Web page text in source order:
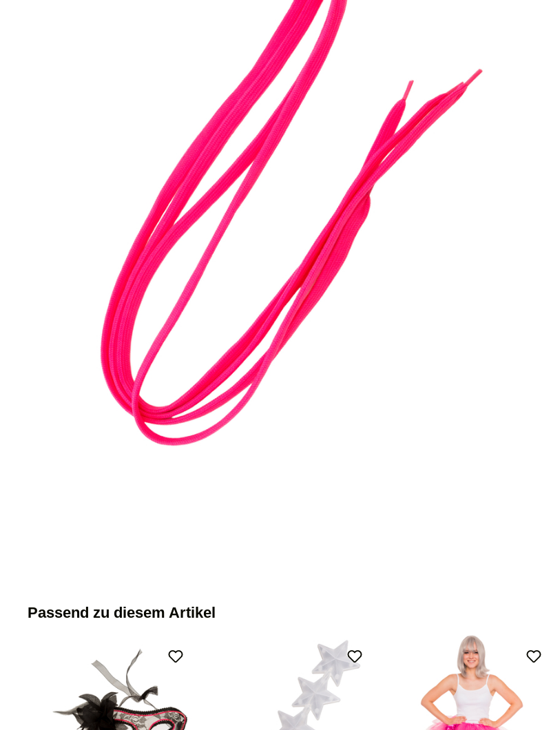
Passend zu diesem Artikel